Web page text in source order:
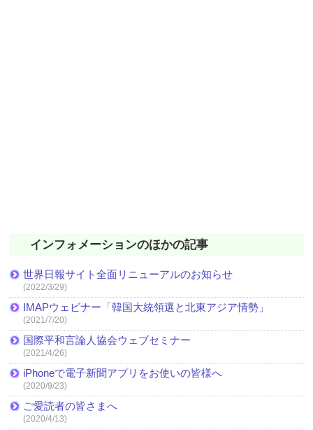
インフォメーションのほかの記事
世界日報サイト全面リニューアルのお知らせ
(2022/3/29)
IMAPウェビナー「韓国大統領選と北東アジア情勢」
(2021/7/20)
国際平和言論人協会ウェブセミナー
(2021/4/26)
iPhoneで電子新聞アプリをお使いの皆様へ
(2020/9/23)
ご愛読者の皆さまへ
(2020/4/13)